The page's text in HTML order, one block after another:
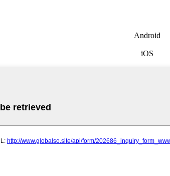
Android
iOS